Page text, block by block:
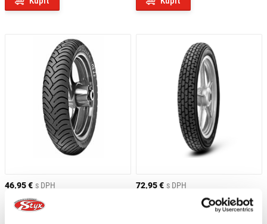
Metzeler ME 22:
Klasická motopneumatika ideálna pre ľahšie
zákrutách a dezénom s priečnymi drážkami na efektívny odvod vody.
Metzeler Perfect ME 11
Vhodná pre predné koleso klasických
motocyklov, má zaoblený profil pre jednoduché ovládanie a isté
správanie v zákrutách, moderná zmes zabezpečuje priľnavosť aj na
mokrom povrchu.
Metzeler Perfect ME 77:
Zadná pneumatika určená na kombinovanie
s ME 11, ideálna pre stredne výkonné motocykle, poskytuje stabilitu
pri vyšších rýchlostiach a rovnomerné opotrebenie bez kompromisov
Metzeler Block C / Block K:
Pneumatiky so špecifickým dezénom pre
klasické a historické motocykle, model Block C je vhodný na predné
46,95 € s DPH
METZELER PNEUMATIKA ME 22 2.75
- 18 M/C 48P TL REINF F/R
72,95 € s DPH
METZELER PNEUMATIKA BLOCK C
2.50 - 16 41P REINF F/R